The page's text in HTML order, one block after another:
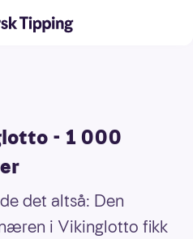
- 1 000
det altså: Den
i Vikinglotto fikk